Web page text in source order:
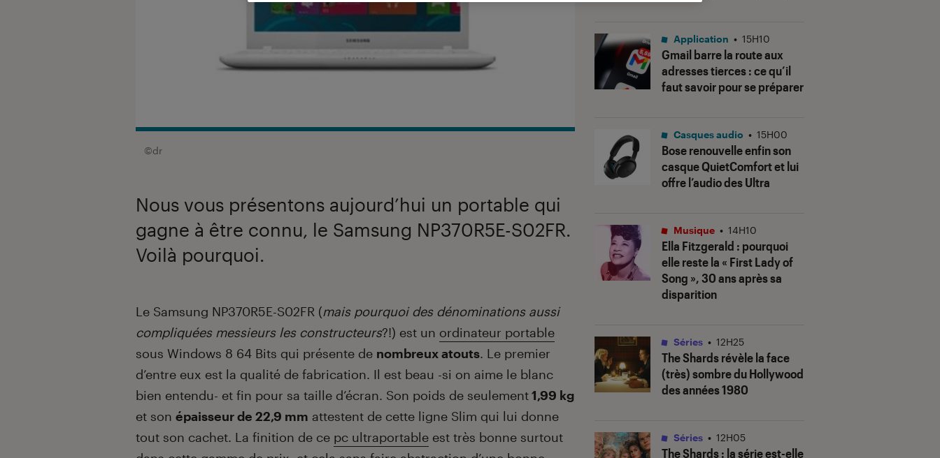
©dr
Nous vous présentons aujourd’hui un portable qui
gagne à être connu, le Samsung NP370R5E-S02FR.
Voilà pourquoi.
Introduction
Le Samsung NP370R5E-S02FR (mais pourquoi des dénominations aussi
compliquées messieurs les constructeurs?!) est un ordinateur portable
sous Windows 8 64 Bits qui présente de nombreux atouts. Le premier
d’entre eux est la qualité de fabrication. Il est beau -si on aime le blanc
bien entendu- et fin pour sa taille d’écran. Son poids de seulement1,99 kg
et son épaisseur de 22,9 mm attestent de cette ligne Slim qui lui donne
tout son cachet. La finition de ce pc ultraportable est très bonne surtout
Gmail barre la route aux
adresses tierces : ce qu’il
faut savoir pour se préparer
Application • 15H10
Bose renouvelle enfin son
casque QuietComfort et lui
offre l’audio des Ultra
Casques audio • 15H00
Ella Fitzgerald : pourquoi
elle reste la « First Lady of
Song », 30 ans après sa
disparition
Musique • 14H10
The Shardsrévèle la face
(très) sombre du Hollywood
des années 1980
Séries • 12H25
The Shards: la série est-elle
Séries • 12H05